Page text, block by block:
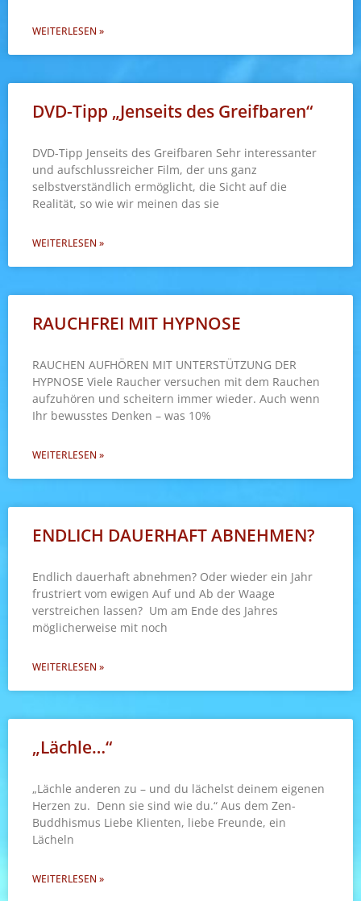
WEITERLESEN »
DVD-Tipp „Jenseits des Greifbaren“
DVD-Tipp Jenseits des Greifbaren Sehr interessanter
und aufschlussreicher Film, der uns ganz
selbstverständlich ermöglicht, die Sicht auf die
Realität, so wie wir meinen das sie
WEITERLESEN »
RAUCHFREI MIT HYPNOSE
RAUCHEN AUFHÖREN MIT UNTERSTÜTZUNG DER
HYPNOSE Viele Raucher versuchen mit dem Rauchen
aufzuhören und scheitern immer wieder. Auch wenn
Ihr bewusstes Denken – was 10%
WEITERLESEN »
ENDLICH DAUERHAFT ABNEHMEN?
Endlich dauerhaft abnehmen? Oder wieder ein Jahr
frustriert vom ewigen Auf und Ab der Waage
verstreichen lassen? Um am Ende des Jahres
möglicherweise mit noch
WEITERLESEN »
„Lächle…“
„Lächle anderen zu – und du lächelst deinem eigenen
Herzen zu. Denn sie sind wie du.“ Aus dem Zen-
Buddhismus Liebe Klienten, liebe Freunde, ein
Lächeln
WEITERLESEN »